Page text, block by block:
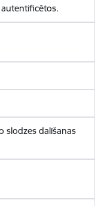
slodzes dalīšanas